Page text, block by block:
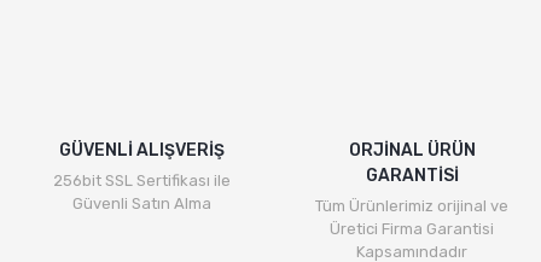
GÜVENLİ ALIŞVERİŞ
256bit SSL Sertifikası ile
Güvenli Satın Alma
ORJİNAL ÜRÜN
GARANTİSİ
Tüm Ürünlerimiz orijinal ve
Üretici Firma Garantisi
Kapsamındadır